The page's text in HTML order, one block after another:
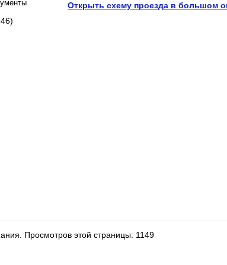
Открыть схему проезда в большом
Просмотров этой страницы: 1149